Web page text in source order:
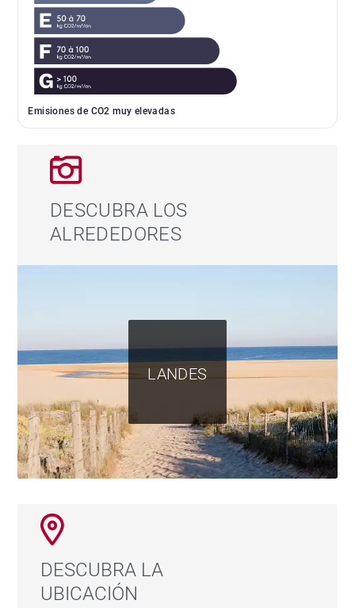
Emisiones de CO2 muy elevadas
DESCUBRA LOS
ALREDEDORES
LANDES
DESCUBRA LA
UBICACIÓN